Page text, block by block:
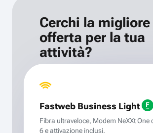
Cerchi la migliore
offerta per la tua
attività?
Fastweb Business Light
Fibra ultraveloce, Modem NeXXt One
6 e attivazione inclusi.